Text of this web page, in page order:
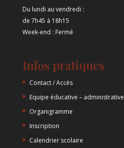
Du lundi au vendredi :
de 7h45 à 18h15
Week-end : Fermé
Infos pratiques
Contact / Accès
Equipe éducative – administrative
Organigramme
Inscription
Calendrier scolaire